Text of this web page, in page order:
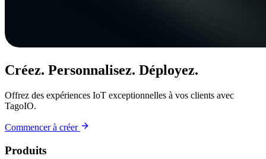
Créez. Personnalisez. Déployez.
Offrez des expériences IoT exceptionnelles à vos clients avec
TagoIO.
Commencer à créer
Produits